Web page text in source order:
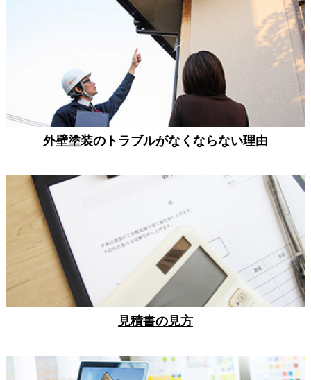
外壁塗装のトラブルがなくならない理由
見積書の見方